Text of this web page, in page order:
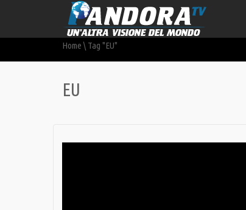
Home \ Tag "EU"
EU